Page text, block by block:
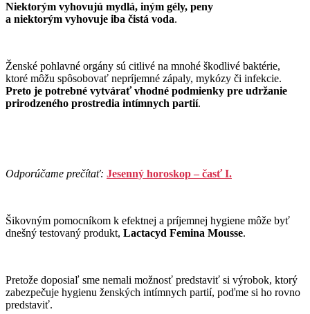
Niektorým vyhovujú mydlá, iným gély, peny
a niektorým vyhovuje iba čistá voda.
Ženské pohlavné orgány sú citlivé na mnohé škodlivé baktérie,
ktoré môžu spôsobovať nepríjemné zápaly, mykózy či infekcie.
Preto je potrebné vytvárať vhodné podmienky pre udržanie
prirodzeného prostredia intímnych partií.
Odporúčame prečítať: Jesenný horoskop – časť I.
Šikovným pomocníkom k efektnej a príjemnej hygiene môže byť
dnešný testovaný produkt, Lactacyd Femina Mousse.
Pretože doposiaľ sme nemali možnosť predstaviť si výrobok, ktorý
zabezpečuje hygienu ženských intímnych partií, poďme si ho rovno
predstaviť.